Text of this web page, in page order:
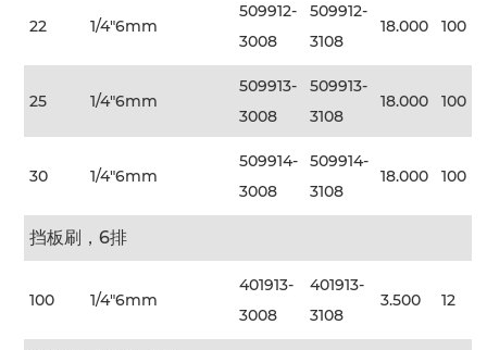
22 1/4"6mm
509912-
3008
509912-
3108
18.000 100
25 1/4"6mm
509913-
3008
509913-
3108
18.000 100
30 1/4"6mm
509914-
3008
509914-
3108
18.000 100
挡板刷，6排
100 1/4"6mm
401913-
3008
401913-
3108
3.500 12